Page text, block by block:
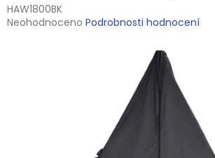
HAW1800BK
Průměrné
Neohodnoceno Podrobnosti hodnocení